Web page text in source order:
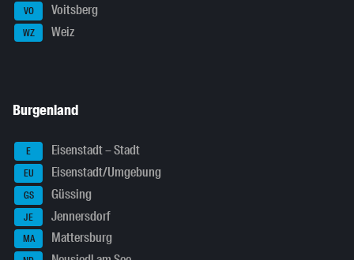
VO Voitsberg
WZ Weiz
Burgenland
E Eisenstadt – Stadt
EU Eisenstadt/Umgebung
GS Güssing
JE Jennersdorf
MA Mattersburg